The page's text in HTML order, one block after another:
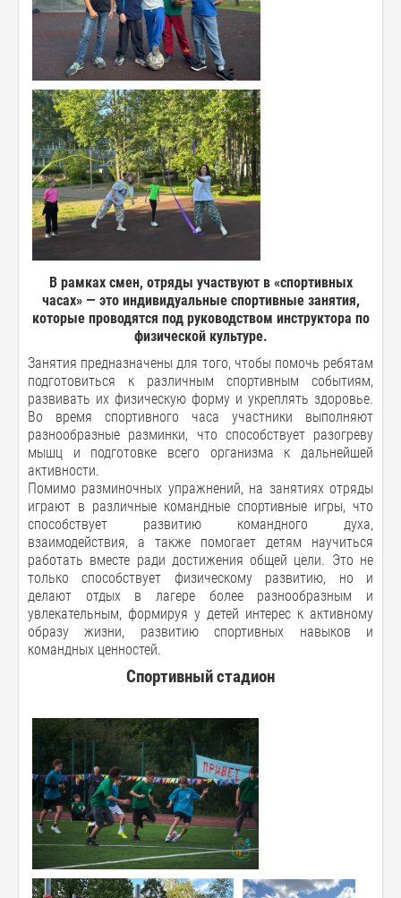
В рамках смен, отряды участвуют в «спортивных
часах» — это индивидуальные спортивные занятия,
которые проводятся под руководством инструктора по
физической культуре.
Занятия предназначены для того, чтобы помочь ребятам
подготовиться к различным спортивным событиям,
развивать их физическую форму и укреплять здоровье.
Во время спортивного часа участники выполняют
разнообразные разминки, что способствует разогреву
мышц и подготовке всего организма к дальнейшей
активности.
Помимо разминочных упражнений, на занятиях отряды
играют в различные командные спортивные игры, что
способствует развитию командного духа,
взаимодействия, а также помогает детям научиться
работать вместе ради достижения общей цели. Это не
только способствует физическому развитию, но и
делают отдых в лагере более разнообразным и
увлекательным, формируя у детей интерес к активному
образу жизни, развитию спортивных навыков и
командных ценностей.
Спортивный стадион